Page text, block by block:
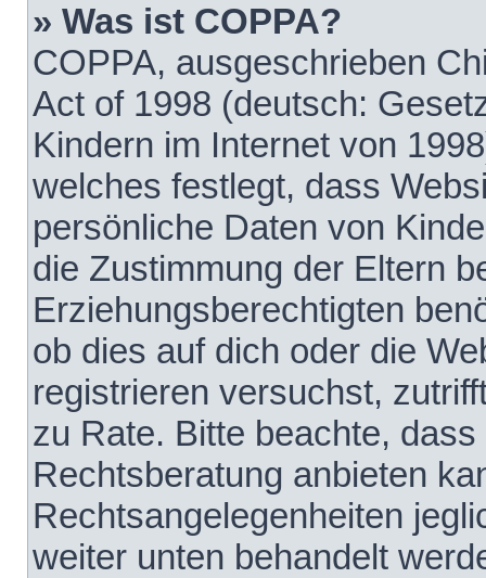
» Was ist COPPA?
COPPA, ausgeschrieben
Act of 1998 (deutsch:
Kindern im Internet von
welches festlegt, dass
persönliche Daten von
die Zustimmung der Eltern
Erziehungsberechtigten
ob dies auf dich oder die
registrieren versuchst,
zu Rate. Bitte beachte,
Rechtsberatung anbieten
Rechtsangelegenheiten
weiter unten behandelt